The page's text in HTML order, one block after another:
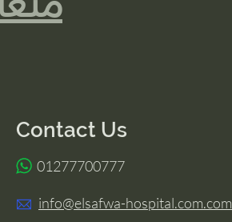
Contact Us
​ 01277700777
info@elsafwa-hospital.com.com